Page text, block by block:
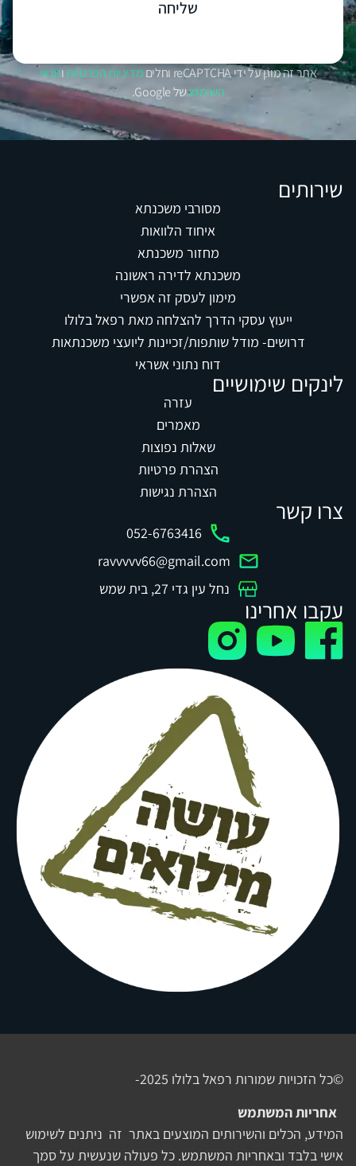
שליחה
אתר זה מוגן על ידי reCAPTCHA וחלים מדיניות הפרטיותותנאי
השימוששל Google.
שירותים
מסורבי משכנתא
איחוד הלוואות
מחזור משכנתא
משכנתא לדירה ראשונה
מימון לעסק זה אפשרי
ייעוץ עסקי הדרך להצלחה מאת רפאל בלולו
דרושים- מודל שותפות/זכיינות ליועצי משכנתאות
דוח נתוני אשראי
לינקים שימושיים
עזרה
מאמרים
שאלות נפוצות
הצהרת פרטיות
הצהרת נגישות
צרו קשר
052-6763416
ravvvvv66@gmail.com
נחל עין גדי 27, בית שמש
עקבו אחרינו
©כל הזכויות שמורות רפאל בלולו 2025-
אחריות המשתמש
המידע, הכלים והשירותים המוצעים באתר זה ניתנים לשימוש
אישי בלבד ובאחריות המשתמש. כל פעולה שנעשית על סמך